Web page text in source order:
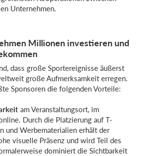
Unternehmen.
Millionen investieren und
dass große Sportereignisse äußerst
große Aufmerksamkeit erregen.
Sponsoren die folgenden Vorteile:
am Veranstaltungsort, im
Durch die Platzierung auf T-
und Werbematerialien erhält der
visuelle Präsenz und wird Teil des
dominiert die Sichtbarkeit